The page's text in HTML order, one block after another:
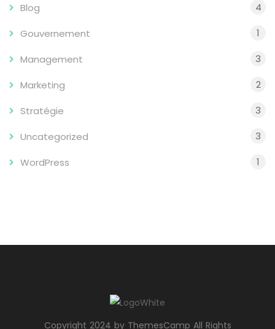
Blog 4
Gouvernement 1
Management 3
Marketing 2
Stratégie 3
Uncategorized 3
WordPress 1
Copyright 2024 by ThemesCamp All Rights